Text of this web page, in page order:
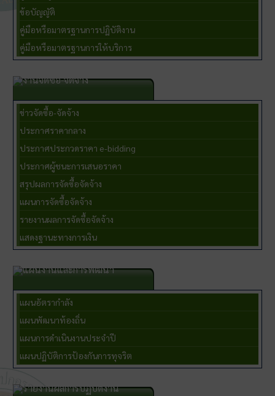
ข้อบัญญัติ
คู่มือหรือมาตรฐานการปฏิบัติงาน
คู่มือหรือมาตรฐานการให้บริการ
งานจัดซื้อ-จัดจ้าง
ข่าวจัดซื้อ-จัดจ้าง
ประกาศราคากลาง
ประกาศประกวดราคา e-bidding
ประกาศผู้ชนะการเสนอราคา
สรุปผลการจัดซื้อจัดจ้าง
แผนการจัดซื้อจัดจ้าง
รายงานผลการจัดซื้อจัดจ้าง
แสดงฐานะทางการเงิน
แผนงานและการพัฒนา
แผนอัตรากำลัง
แผนพัฒนาท้องถิ่น
แผนการดำเนินงานประจำปี
แผนปฏิบัติการป้องกันการทุจริต
รายงานผลการปฏิบัติงาน